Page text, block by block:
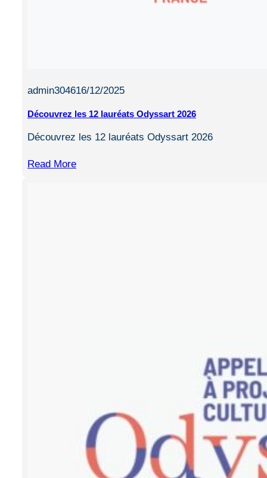
admin304616/12/2025
Découvrez les 12 lauréats Odyssart 2026
Découvrez les 12 lauréats Odyssart 2026
Read More